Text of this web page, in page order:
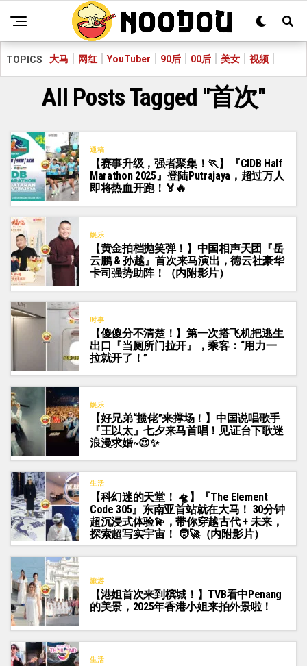
TOPICS 大马 网红 YouTuber 90后 00后 美女 视频
All Posts Tagged "首次"
通稿
【赛事升级，强者聚集！🏃‍】『CIDB Half
Marathon 2025』登陆Putrajaya，超过万人
即将热血开跑！🏅🔥
娱乐
【黄金拍档抛笑弹！】中国相声天团『岳
云鹏 & 孙越』首次来马演出，德云社豪华
卡司强势助阵！（内附影片）
时事
【傻傻分不清楚！】第一次搭飞机把逃生
出口『当厕所门拉开』，乘客：“用力一
拉就开了！”
娱乐
【好兄弟“揽佬”来撑场！】中国说唱歌手
『王以太』七夕来马首唱！见证台下歌迷
浪漫求婚~😍✨
生活
【科幻迷的天堂！ 🛸】『The Element
Code 305』东南亚首站就在大马！ 30分钟
超沉浸式体验💫，带你穿越古代 + 未来，
探索超写实宇宙！ 🧑‍🚀（内附影片）
旅游
【港姐首次来到槟城！】TVB看中Penang
的美景，2025年香港小姐来拍外景啦！
生活